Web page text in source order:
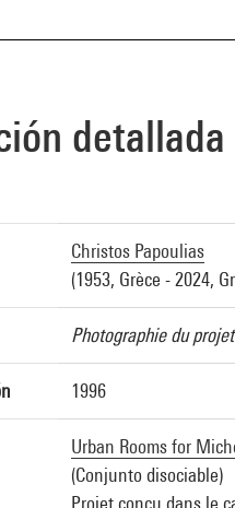
detallada
Christos Papoulias
(1953, Grèce - 2024,
Photographie du
1996
Urban Rooms for
(Conjunto disociable)
Projet conçu dans le